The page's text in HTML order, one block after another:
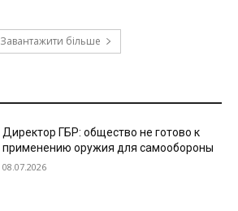
Завантажити більше
Директор ГБР: общество не готово к
применению оружия для самообороны
08.07.2026